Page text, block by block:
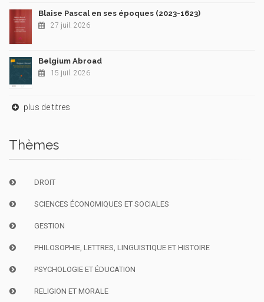
Blaise Pascal en ses époques (2023-1623)
27 juil. 2026
Belgium Abroad
15 juil. 2026
plus de titres
Thèmes
DROIT
SCIENCES ÉCONOMIQUES ET SOCIALES
GESTION
PHILOSOPHIE, LETTRES, LINGUISTIQUE ET HISTOIRE
PSYCHOLOGIE ET ÉDUCATION
RELIGION ET MORALE